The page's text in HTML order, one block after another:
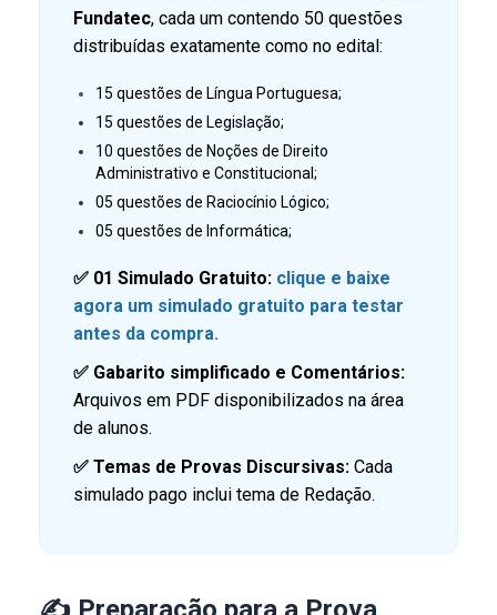
Fundatec, cada um contendo 50 questões
distribuídas exatamente como no edital:
15 questões de Língua Portuguesa;
15 questões de Legislação;
10 questões de Noções de Direito
Administrativo e Constitucional;
05 questões de Raciocínio Lógico;
05 questões de Informática;
✅ 01 Simulado Gratuito: clique e baixe
agora um simulado gratuito para testar
antes da compra.
✅ Gabarito simplificado e Comentários:
Arquivos em PDF disponibilizados na área
de alunos.
✅ Temas de Provas Discursivas: Cada
simulado pago inclui tema de Redação.